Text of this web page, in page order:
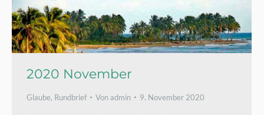
2020 November
Glaube, Rundbrief Vonadmin 9. November 2020